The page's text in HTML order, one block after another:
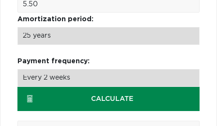
Amortization period:
Payment frequency:
CALCULATE